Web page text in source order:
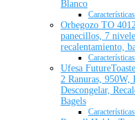
Blanco
Características
Orbegozo TO
panecillos, 7
recalentamiento,
Características
Ufesa
2 Ranuras, 950W,
Descongelar,
Bagels
Características